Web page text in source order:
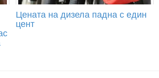
Цената на дизела падна с един
цент